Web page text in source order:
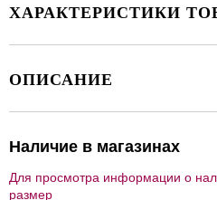
ХАРАКТЕРИСТИКИ
ОПИСАНИЕ
Наличие в магазинах
Для просмотра информации о
размер